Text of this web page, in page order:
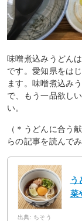
味噌煮込みうどん
です。愛知県をは
ます。味噌煮込み
で、もう一品欲し
い。
（＊うどんに合う
らの記事を読んで
う
菜
出典: ちそう